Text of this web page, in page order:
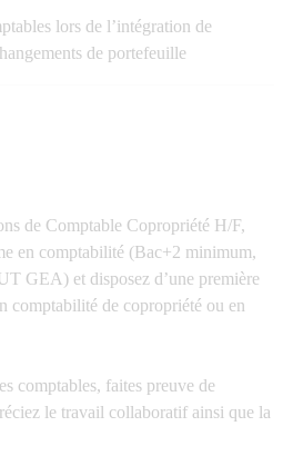
lors de l’intégration de
de portefeuille
de Comptable Copropriété H/F,
en comptabilité (Bac+2 minimum,
GEA) et disposez d’une première
comptabilité de copropriété ou en
comptables, faites preuve de
le travail collaboratif ainsi que la